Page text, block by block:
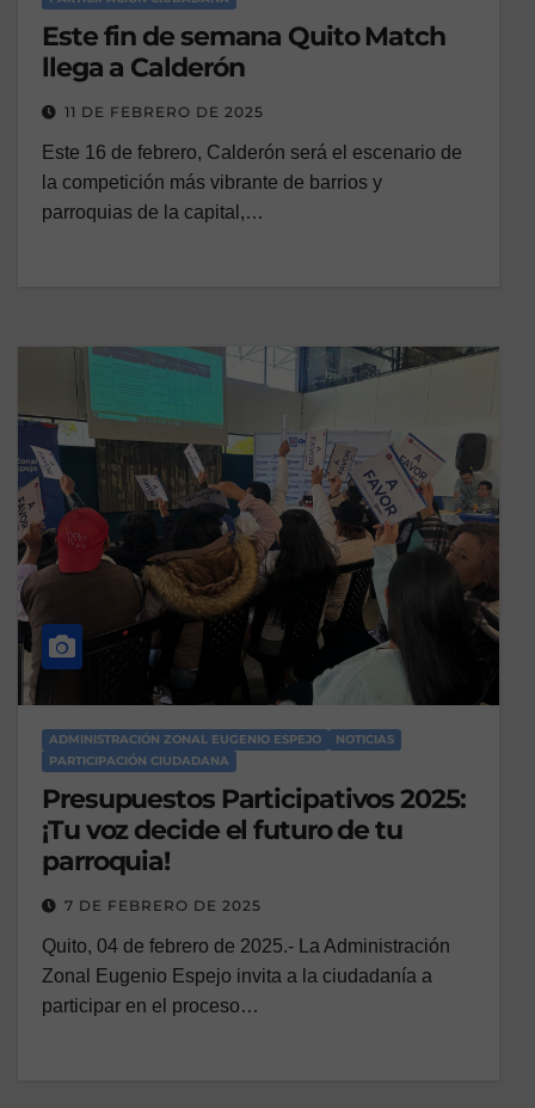
Este fin de semana Quito Match
llega a Calderón
11 DE FEBRERO DE 2025
Este 16 de febrero, Calderón será el escenario de
la competición más vibrante de barrios y
parroquias de la capital,…
ADMINISTRACIÓN ZONAL EUGENIO ESPEJO
NOTICIAS
PARTICIPACIÓN CIUDADANA
Presupuestos Participativos 2025:
¡Tu voz decide el futuro de tu
parroquia!
7 DE FEBRERO DE 2025
Quito, 04 de febrero de 2025.- La Administración
Zonal Eugenio Espejo invita a la ciudadanía a
participar en el proceso…